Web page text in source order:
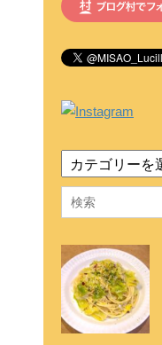
テ
ゴ
リ